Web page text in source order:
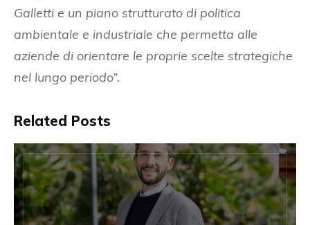
Galletti e un piano strutturato di politica
ambientale e industriale che permetta alle
aziende di orientare le proprie scelte strategiche
nel lungo periodo”.
Related Posts